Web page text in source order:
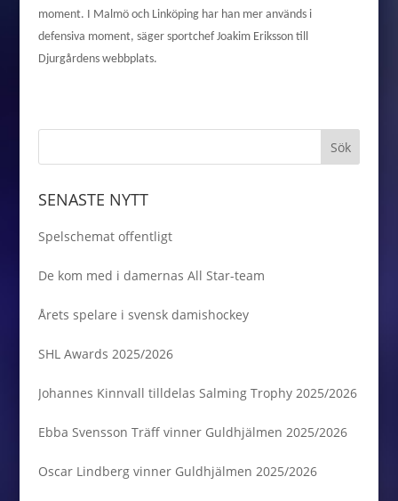
moment. I Malmö och Linköping har han mer används i
defensiva moment, säger sportchef Joakim Eriksson till
Djurgårdens webbplats.
SENASTE NYTT
Spelschemat offentligt
De kom med i damernas All Star-team
Årets spelare i svensk damishockey
SHL Awards 2025/2026
Johannes Kinnvall tilldelas Salming Trophy 2025/2026
Ebba Svensson Träff vinner Guldhjälmen 2025/2026
Oscar Lindberg vinner Guldhjälmen 2025/2026